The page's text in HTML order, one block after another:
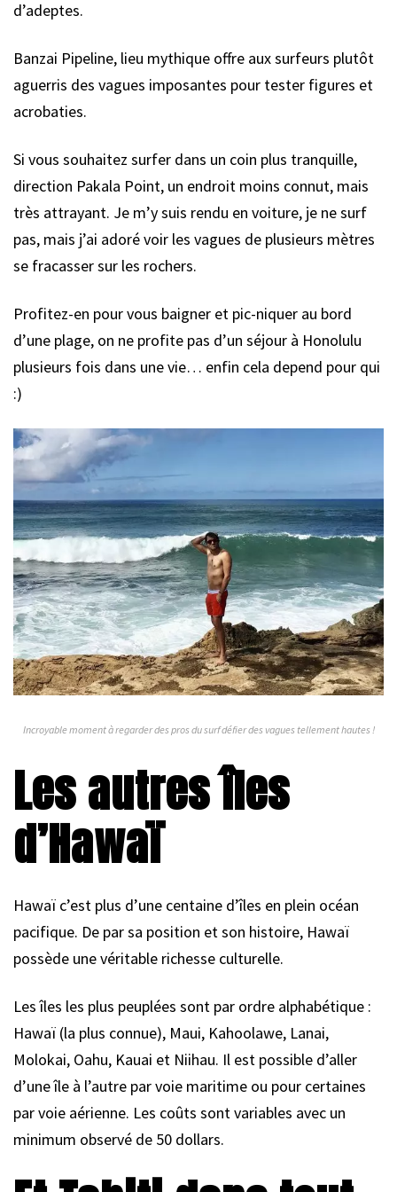
d’adeptes.
Banzai Pipeline, lieu mythique offre aux surfeurs plutôt
aguerris des vagues imposantes pour tester figures et
acrobaties.
Si vous souhaitez surfer dans un coin plus tranquille,
direction Pakala Point, un endroit moins connut, mais
très attrayant. Je m’y suis rendu en voiture, je ne surf
pas, mais j’ai adoré voir les vagues de plusieurs mètres
se fracasser sur les rochers.
Profitez-en pour vous baigner et pic-niquer au bord
d’une plage, on ne profite pas d’un séjour à Honolulu
plusieurs fois dans une vie… enfin cela depend pour qui
:)
Incroyable moment à regarder des pros du surf défier des vagues tellement hautes !
Les autres îles
d’Hawaï
Hawaï c’est plus d’une centaine d’îles en plein océan
pacifique. De par sa position et son histoire, Hawaï
possède une véritable richesse culturelle.
Les îles les plus peuplées sont par ordre alphabétique :
Hawaï (la plus connue), Maui, Kahoolawe, Lanai,
Molokai, Oahu, Kauai et Niihau. Il est possible d’aller
d’une île à l’autre par voie maritime ou pour certaines
par voie aérienne. Les coûts sont variables avec un
minimum observé de 50 dollars.